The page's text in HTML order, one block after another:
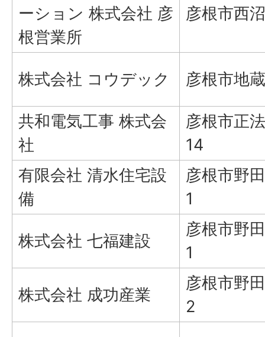
ーション 株式会社 彦
根営業所
彦根市西
株式会社 コウデック 彦根市地
共和電気工事 株式会
社
彦根市正
14
有限会社 清水住宅設
備
彦根市野
1
株式会社 七福建設
彦根市野
1
株式会社 成功産業
彦根市野
2